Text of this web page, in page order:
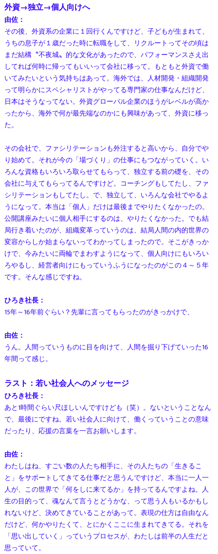
外資→独立→個人向けへ
由佐：
その後、外資系の企業に１回行くんですけど、子どもが生まれて、
うちの息子が１歳だった時に転職をして、リクルートってその頃は
まだ結構〝不夜城〟的な文化があったので、パフォーマンスさえ出
してれば何時に帰ってもいいって会社に移って。もともと外資で働
いてみたいという気持ちはあって。海外では、人材開発・組織開発
って明らかにスペシャリストがやってる専門家の仕事なんだけど、
日本はそうなってない。外資グローバル企業のほうがレベルが高か
ったから、海外で何が最先端なのかにも興味があって、外資に移っ
た。
その会社で、ファシリテーションも外注すると高いから、自分でや
り始めて。それが今の「場づくり」の仕事にもつながっていく。い
ろんな資格もいろいろ取らせてもらって、独立する前の礎を、その
会社に与えてもらってるんですけど。コーチングもしてたし、ファ
シリテーションもしてたし。で、独立して、いろんな会社でやるよ
うになって。本当は「個人」だけは最後までやりたくなかったの。
公開講座みたいに個人相手にするのは、やりたくなかった。でも結
局行き着いたのが、組織変革っていうのは、結局人間の内的世界の
変容からしか始まらないってわかってしまったので。そこがきっか
けで、今みたいに両輪でまわすようになって、個人向けにもいろい
ろやるし、経営者向けにもっていうふうになったのがこの４～５年
です。そんな感じですね。
ひろき社長：
15年～16年前ぐらい？先輩に言ってもらったのがきっかけで、
由佐：
うん。人間っていうものに目を向けて、人間を掘り下げていった16
年間って感じ。
ラスト：若い社会人へのメッセージ
ひろき社長：
あと1時間ぐらい尺ほしいんですけども（笑）。ないということなん
で、最後にですね。若い社会人に向けて、働くっていうことの意味
だったり、応援の言葉を一言お願いします。
由佐：
わたしはね、すごい数の人たち相手に、その人たちの「生きるこ
と」をサポートしてきてる仕事だと思うんですけど、本当に一人一
人が、この世界で「何をしに来てるか」を持ってるんですよね。人
生の目的って、魂なんて言うとどうかな、って思う人もいるかもし
れないけど、決めてきていることがあって。表現の仕方は自由なん
だけど、何かやりたくて、とにかくここに生まれてきてる。それを
「思い出していく」っていうプロセスが、わたしは前半の人生だと
思っていて。